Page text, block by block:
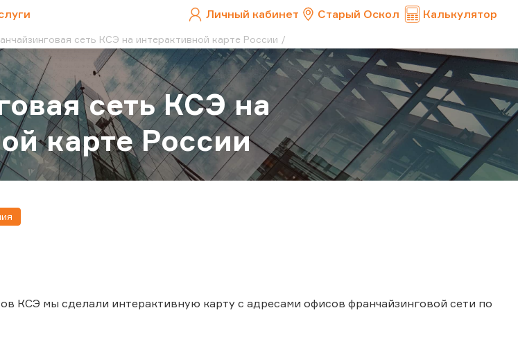
Личный кабинет Старый Оскол Калькулятор
сеть КСЭ на интерактивной карте России
сеть КСЭ на
карте России
КСЭ мы сделали интерактивную карту с адресами офисов франчайзинговой сети по